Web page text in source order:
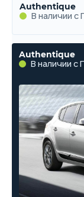
Authentique
В наличии с
Authentique
В наличии с